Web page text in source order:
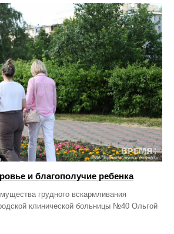
и благополучие ребенка
грудного вскармливания
клинической больницы №40 Ольгой